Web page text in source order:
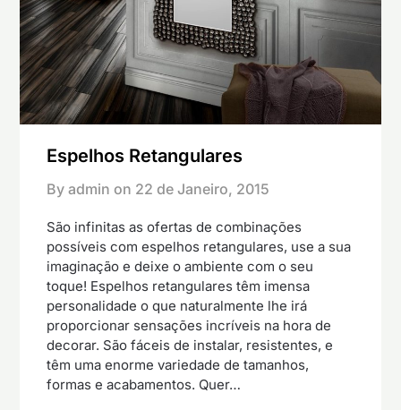
Espelhos Retangulares
By admin on 22 de Janeiro, 2015
São infinitas as ofertas de combinações
possíveis com espelhos retangulares, use a sua
imaginação e deixe o ambiente com o seu
toque! Espelhos retangulares têm imensa
personalidade o que naturalmente lhe irá
proporcionar sensações incríveis na hora de
decorar. São fáceis de instalar, resistentes, e
têm uma enorme variedade de tamanhos,
formas e acabamentos. Quer…